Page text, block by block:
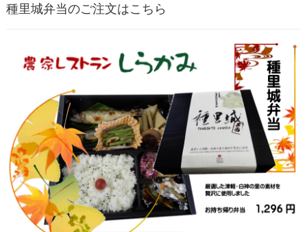
種里城弁当のご注文はこちら